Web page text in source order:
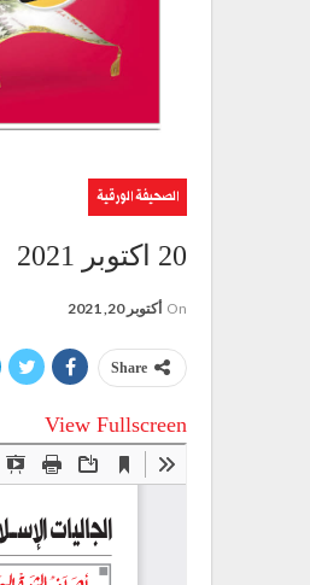
الصحيفة الورقية
20 اكتوبر 2021
On أكتوبر 20, 2021
Share
View Fullscreen